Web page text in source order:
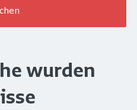
wurden